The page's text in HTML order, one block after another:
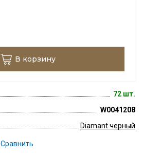
В корзину
72 шт.
W0041208
Diamant черный
Сравнить